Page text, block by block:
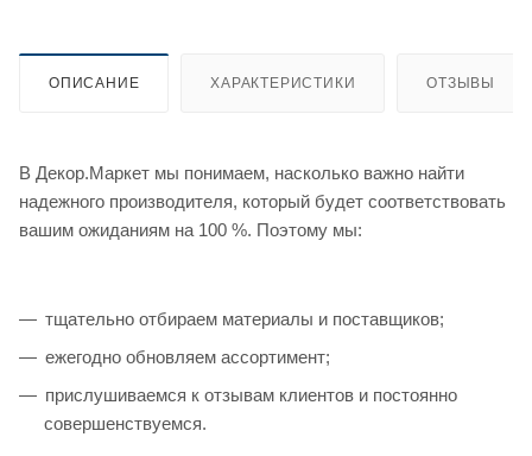
ОПИСАНИЕ ХАРАКТЕРИСТИКИ ОТЗЫВЫ
В Декор.Маркет мы понимаем, насколько важно найти
надежного производителя, который будет соответствовать
вашим ожиданиям на 100 %. Поэтому мы:
тщательно отбираем материалы и поставщиков;
ежегодно обновляем ассортимент;
прислушиваемся к отзывам клиентов и постоянно
совершенствуемся.